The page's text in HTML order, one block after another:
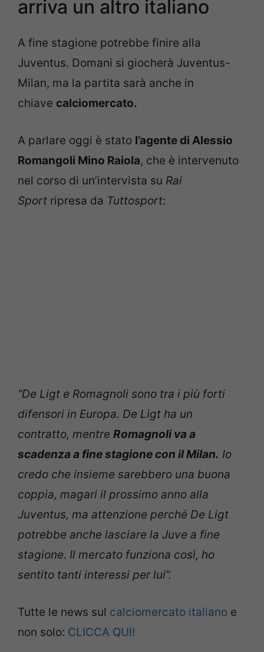
arriva un altro italiano
A fine stagione potrebbe finire alla
Juventus. Domani si giocherà Juventus-
Milan, ma la partita sarà anche in
chiave calciomercato.
A parlare oggi è stato l’agente di Alessio
Romangoli Mino Raiola, che è intervenuto
nel corso di un’intervista su Rai
Sport ripresa da Tuttosport:
“De Ligt e Romagnoli sono tra i più forti
difensori in Europa. De Ligt ha un
contratto, mentre Romagnoli va a
scadenza a fine stagione con il Milan. Io
credo che insieme sarebbero una buona
coppia, magari il prossimo anno alla
Juventus, ma attenzione perché De Ligt
potrebbe anche lasciare la Juve a fine
stagione. Il mercato funziona così, ho
sentito tanti interessi per lui”.
Tutte le news sul calciomercato italiano e
non solo: CLICCA QUI!